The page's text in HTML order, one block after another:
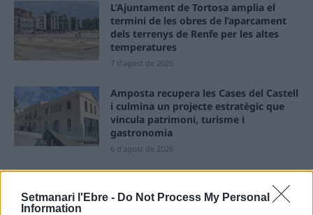
Setmanari l'Ebre - Do Not Process My Personal
Information
L’Ajuntament de Tortosa amplia el
termini de les obres de l’aparcament
dels terrenys de Renfe per les altes
temperatures
7 d'agost de 2026
Amposta recupera les Cases del Castell
i culmina un projecte estratègic que
vincula patrimoni, turisme i
gastronomia
6 d'agost de 2026
enguany amb més modistes i gairebé
40 peces a concurs